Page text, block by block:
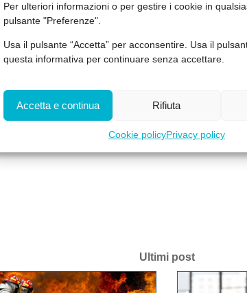
Per ulteriori informazioni o per gestire i cookie in
pulsante "Preferenze".
Usa il pulsante “Accetta” per acconsentire. Usa il
questa informativa per continuare senza accettare.
Accetta e continua Rifiuta
Cookie policyPrivacy policy
Ultimi post